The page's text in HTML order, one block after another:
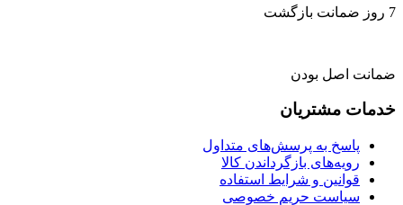
7 روز ضمانت بازگشت
ضمانت اصل بودن
خدمات مشتریان
پاسخ به پرسش‌های متداول
رویه‌های بازگرداندن کالا
قوانین و شرایط استفاده
سیاست حریم خصوصی